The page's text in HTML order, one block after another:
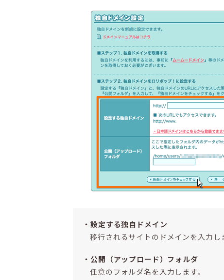
設定する独自ドメイン
移行されるサイトのドメインを入力し
公開（アップロード）フォルダ
任意のフォルダ名を入力します。